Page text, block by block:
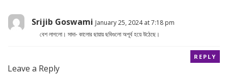
Srijib Goswami January 25, 2024 at 7:18 pm
বেশ লাগলো। সাদা- কালোর ছায়ায় ছবিগুলো অপূর্ব হয়ে উঠেছে।
REPLY
Leave a Reply